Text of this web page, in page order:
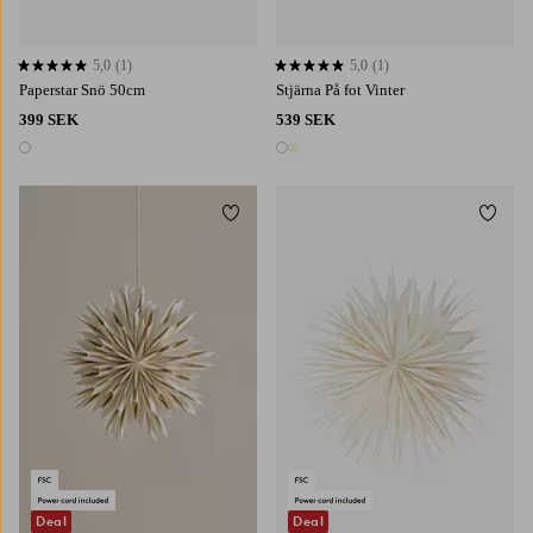
Paperstar Snö 50cm
399 SEK
1 färg
5,0 baserat på 1 st betyg
5,0 (1)
Stjärna På fot Vinter
539 SEK
2 färger
5,0 baserat på 1 st betyg
5,0 (1)
Deal
Lägg till i favoriter
Deal
Lägg